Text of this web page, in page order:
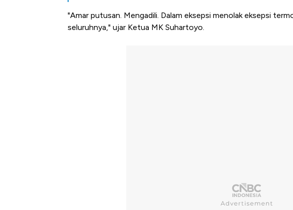
"Amar putusan. Mengadili. Dalam eksepsi menolak eksepsi
seluruhnya," ujar Ketua MK Suhartoyo.